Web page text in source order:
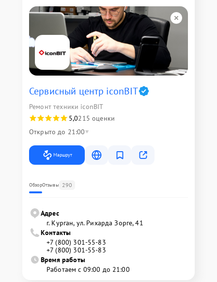
Сервисный центр iconBIT
Ремонт техники iconBIT
5,0215 оценки
Открыто до 21:00
Маршрут
ОбзорОтзывы 290
Адрес
г. Курган, ул. Рихарда Зорге, 41
Контакты
+7 (800) 301-55-83
+7 (800) 301-55-83
Время работы
Работаем с 09:00 до 21:00